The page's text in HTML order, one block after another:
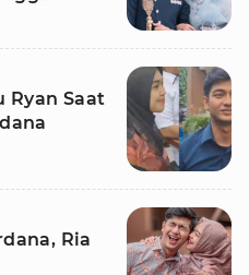
Ryan Saat
Ria